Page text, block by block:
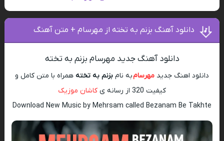
دانلود آهنگ بزنم به تخته از مهرسام + متن آهنگ
دانلود آهنگ جدید مهرسام بزنم به تخته
دانلود اهنگ جدید مهرسامبه نام بزنم به تخته همراه با متن کامل و
کیفیت 320 از رسانه ی
کاشان موزیک
Download New Music by Mehrsam called Bezanam Be Takhte